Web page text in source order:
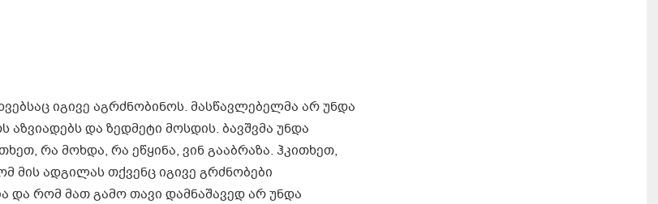
იგივე აგრძნობინოს. მასწავლებელმა არ უნდა
და ზედმეტი მოსდის. ბავშვმა უნდა
რა მოხდა, რა ეწყინა, ვინ გააბრაზა. ჰკითხეთ,
მის ადგილას თქვენც იგივე გრძნობები
რომ მათ გამო თავი დამნაშავედ არ უნდა